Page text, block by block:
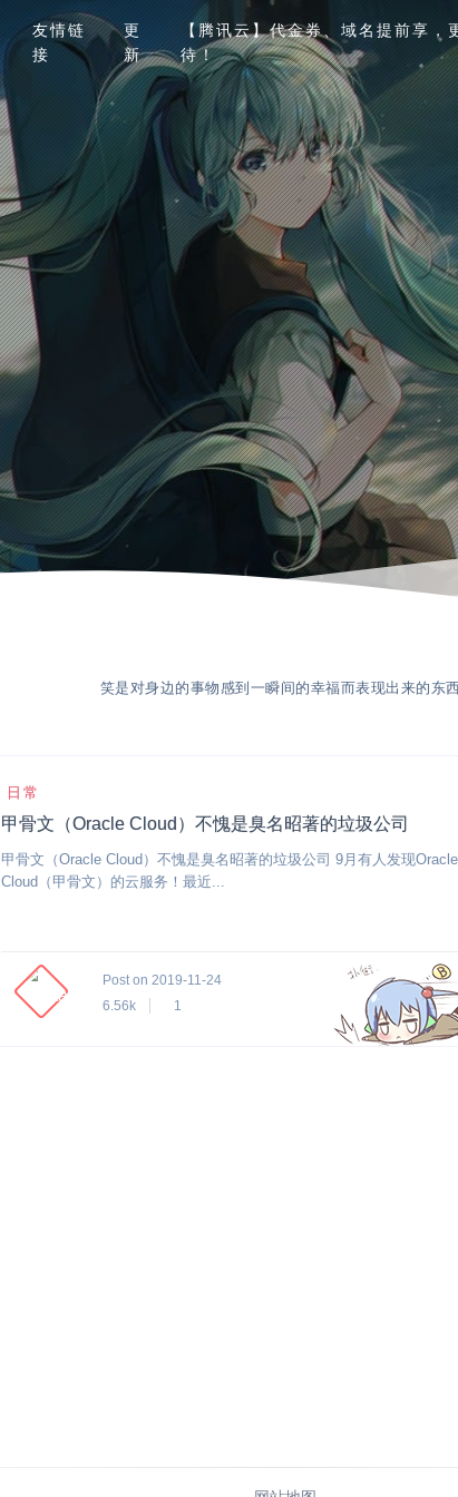
友情链
接
更
新
【腾讯云】代金券、域名提前享
待！
笑是对身边的事物感到一瞬间的幸福而表现出来的东西
日常
甲骨文（Oracle Cloud）不愧是臭名昭著的垃圾公司
甲骨文（Oracle Cloud）不愧是臭名昭著的垃圾公司 9月有人发现Oracle
Cloud（甲骨文）的云服务！最近...
Post on 2019-11-24
6.56k
1